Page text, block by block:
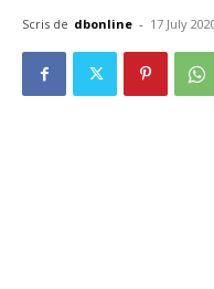
Scris de dbonline - 17 July